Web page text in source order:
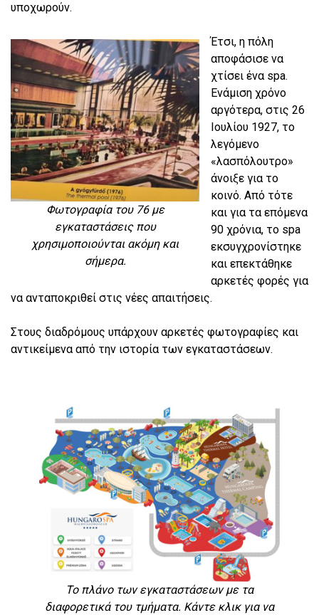
υποχωρούν.
Φωτογραφία του 76 με
εγκαταστάσεις που
χρησιμοποιούνται ακόμη και
σήμερα.
Έτσι, η πόλη
αποφάσισε να
χτίσει ένα spa.
Ενάμιση χρόνο
αργότερα, στις 26
Ιουλίου 1927, το
λεγόμενο
«λασπόλουτρο»
άνοιξε για το
κοινό. Από τότε
και για τα επόμενα
90 χρόνια, το spa
εκσυγχρονίστηκε
και επεκτάθηκε
αρκετές φορές για
να ανταποκριθεί στις νέες απαιτήσεις.
Στους διαδρόμους υπάρχουν αρκετές φωτογραφίες και
αντικείμενα από την ιστορία των εγκαταστάσεων.
Το πλάνο των εγκαταστάσεων με τα
διαφορετικά του τμήματα. Κάντε κλικ για να